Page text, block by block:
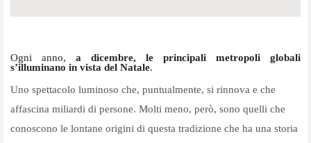
Ogni anno, a dicembre, le principali metropoli globali
s’illuminano in vista del Natale.
Uno spettacolo luminoso che, puntualmente, si rinnova e che
affascina miliardi di persone. Molti meno, però, sono quelli che
conoscono le lontane origini di questa tradizione che ha una storia